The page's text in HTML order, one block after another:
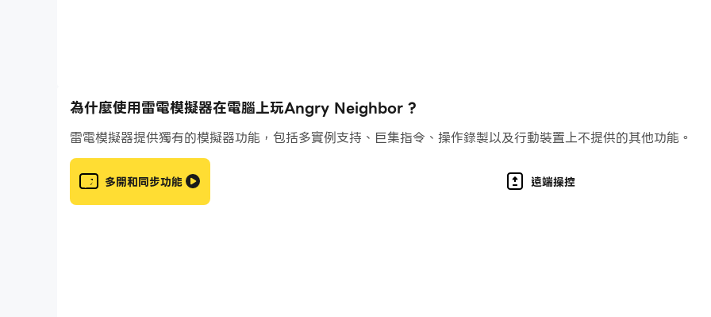
為什麼使用雷電模擬器在電腦上玩Angry Neighbor ?
雷電模擬器提供獨有的模擬器功能，包括多實例支持、巨集指令、操作錄製以及行動裝置上不提供的其他功能。
多開和同步功能 遠端操控